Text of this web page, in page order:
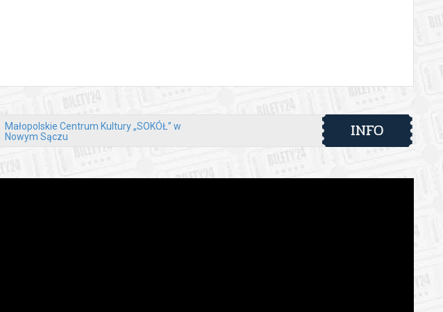
Małopolskie Centrum Kultury „SOKÓŁ” w
Nowym Sączu
INFO